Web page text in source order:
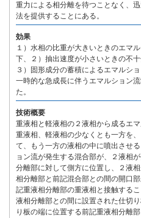
重力による相分離を待つことなく、
法を提供することにある。
効果
１）水相の比重が大きいときのエマ
下、２）抽出速度が小さいときの不
３）固形成分の蓄積によるエマルシ
一時的な急成長に伴うエマルション
た。
技術概要
重液相と軽液相の２液相から成るエ
重液相、軽液相の少なくとも一方を
て、もう一方の液相の中に噴出させ
ョン流が発生する混合部が、２液相
分離部に対して側方に位置し、２液
相分離部と前記混合部との間の開口
記重液相分離部の重液相と接触する
液相分離部との間に設置された仕切
り板の端に位置する前記重液相分離